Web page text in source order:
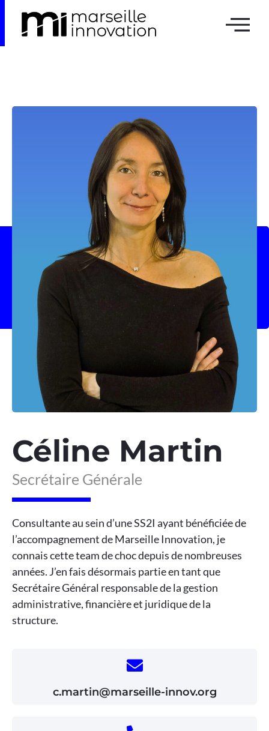
Céline Martin
Secrétaire Générale
Consultante au sein d’une SS2I ayant bénéficiée de
l’accompagnement de Marseille Innovation, je
connais cette team de choc depuis de nombreuses
années. J’en fais désormais partie en tant que
Secrétaire Général responsable de la gestion
administrative, financière et juridique de la
structure.
c.martin@marseille-innov.org